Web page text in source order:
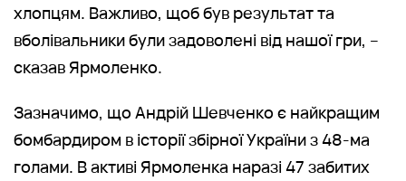
хлопцям. Важливо, щоб був результат та
вболівальники були задоволені від нашої гри, –
сказав Ярмоленко.
Зазначимо, що Андрій Шевченко є найкращим
бомбардиром в історії збірної України з 48-ма
голами. В активі Ярмоленка наразі 47 забитих